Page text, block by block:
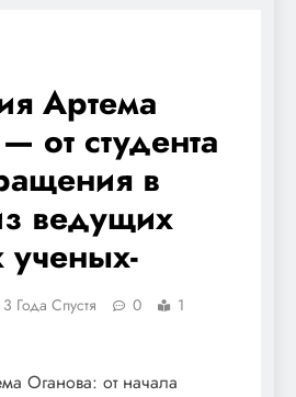
Артема
от студента
в
ведущих
3 Года Спустя 0
1